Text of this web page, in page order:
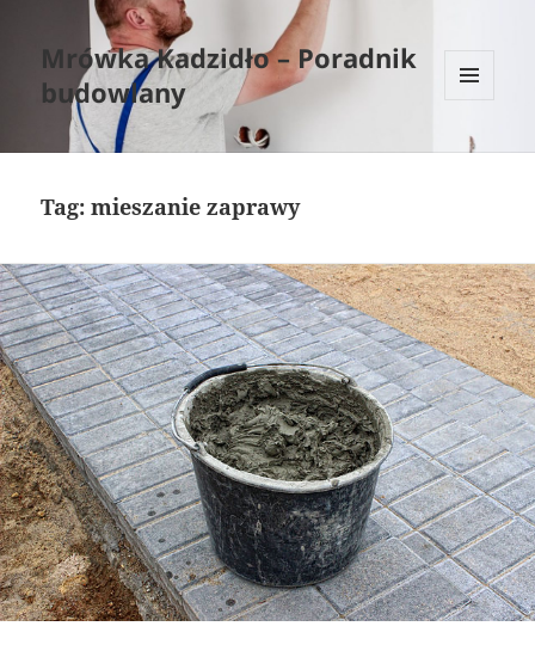
Mrówka Kadzidło – Poradnik
budowlany
WIDGETY
Tag:mieszanie zaprawy